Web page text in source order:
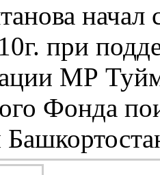
начал
при
МР
Фонда